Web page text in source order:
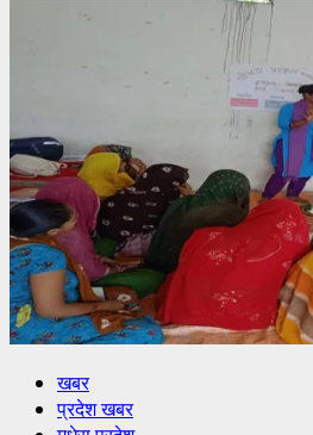
खबर
प्रदेश खबर